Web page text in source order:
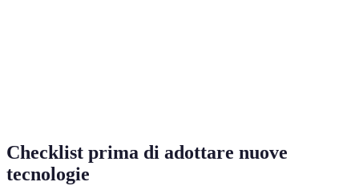
Checklist prima di adottare nuove
tecnologie